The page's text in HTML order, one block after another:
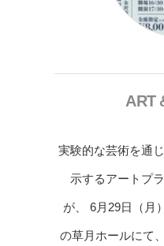
ART
実験的な芸術を通
示するアートプ
が、 6月29日（月
の草月ホールにて